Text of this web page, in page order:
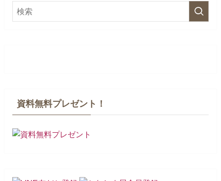
資料無料プレゼント！